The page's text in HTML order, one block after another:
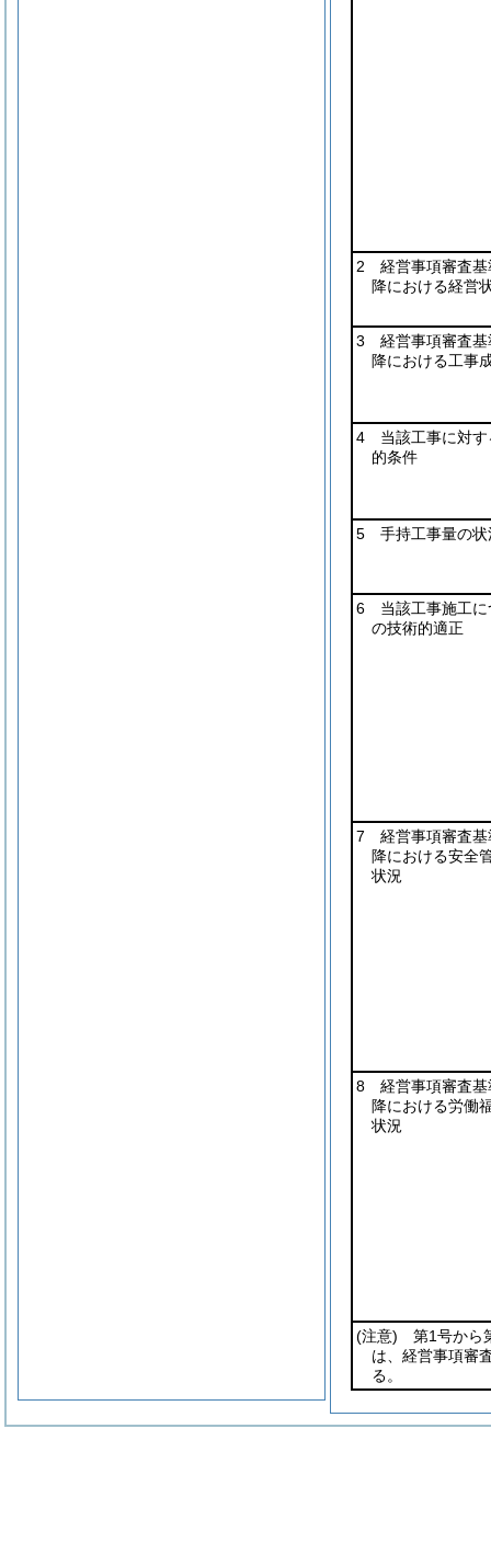
2 経営事項審査基
降における経営
3 経営事項審査基
降における工事
4 当該工事に対す
的条件
5 手持工事量の状
6 当該工事施工に
の技術的適正
7 経営事項審査基
降における安全
状況
8 経営事項審査基
降における労働
状況
(注意) 第1号から
は、経営事項審
る。